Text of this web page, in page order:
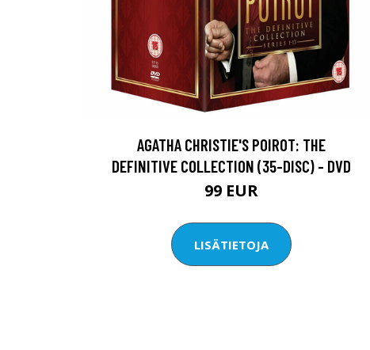
AGATHA CHRISTIE'S POIROT: THE
DEFINITIVE COLLECTION (35-DISC) - DVD
99 EUR
LISÄTIETOJA